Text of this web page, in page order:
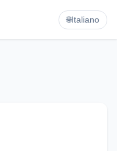
🌐Italiano